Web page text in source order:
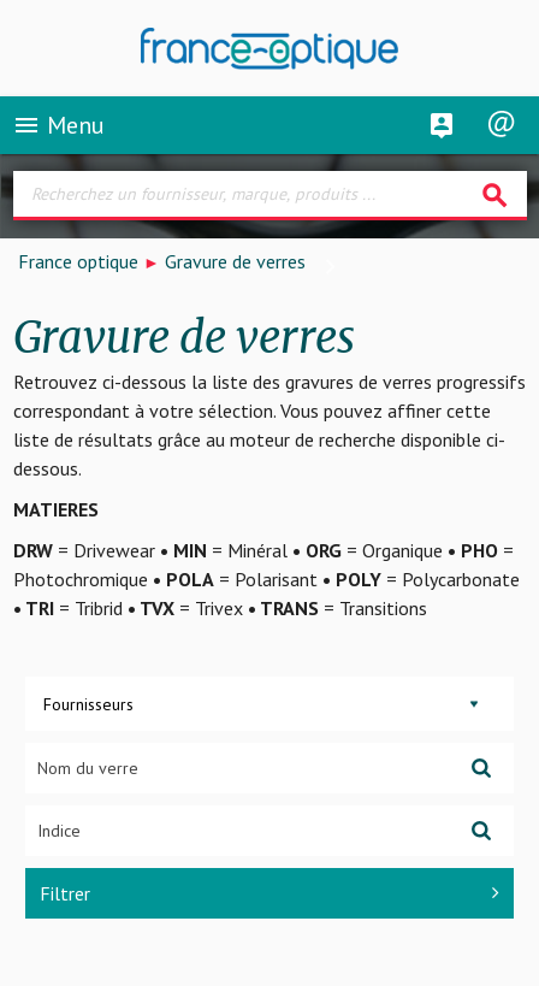
menu Menu
search
France optique Gravure de verres
Gravure de verres
Retrouvez ci-dessous la liste des gravures de verres progressifs
correspondant à votre sélection. Vous pouvez affiner cette
liste de résultats grâce au moteur de recherche disponible ci-
dessous.
MATIERES
DRW= Drivewear • MIN = Minéral • ORG= Organique • PHO=
Photochromique • POLA= Polarisant • POLY= Polycarbonate
• TRI= Tribrid • TVX= Trivex • TRANS= Transitions
Fournisseurs
Filtrer